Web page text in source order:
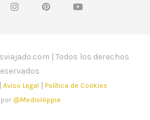
| Todos los derechos
| Aviso Legal | Política de Cookies
@MedioHippie